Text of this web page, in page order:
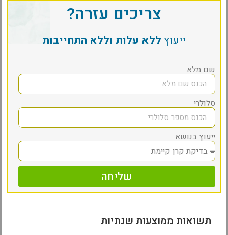
צריכים עזרה?
ייעוץללא עלות וללא התחייבות
שם מלא
סלולרי
ייעוץ בנושא
שליחה
תשואות ממוצעות שנתיות